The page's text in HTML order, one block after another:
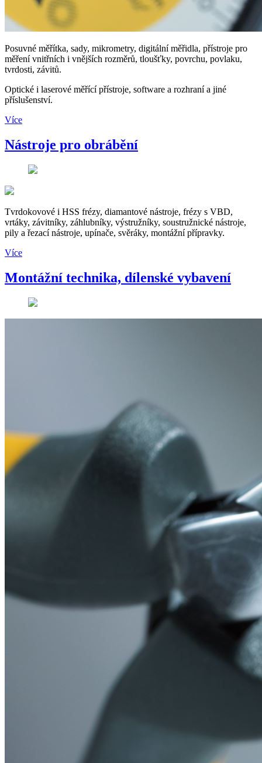
Posuvné měřítka, sady, mikrometry, digitální měřidla, přístroje pro
měření vnitřních i vnějších rozměrů, tloušťky, povrchu, povlaku,
tvrdosti, závitů.
Optické i laserové měřící přístroje, software a rozhraní a jiné
příslušenství.
Více
Nástroje pro obrábění
Tvrdokovové i HSS frézy, diamantové nástroje, frézy s VBD,
vrtáky, závitníky, záhlubníky, výstružníky, soustružnické nástroje,
pily a řezací nástroje, upínače, svěráky, montážní přípravky.
Více
Montážní technika, dílenské vybavení